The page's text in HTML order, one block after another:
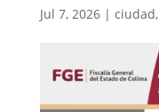
Jul 7, 2026| ciudad,